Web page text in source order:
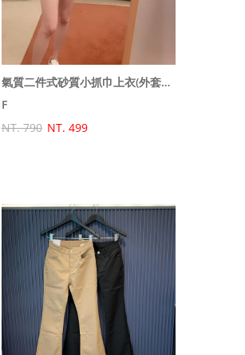
氣質二件式砂質小抓巾上衣(外套+背心)
F
NT. 790 NT. 499